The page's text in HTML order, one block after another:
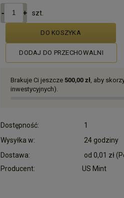
szt.
DO KOSZYKA
DODAJ DO PRZECHOWALNI
Brakuje Ci jeszcze 500,00 zł , aby
inwestycyjnych).
Dostępność:
1
Wysyłka w:
24 godziny
Dostawa:
od 0,01 zł
Producent: US Mint